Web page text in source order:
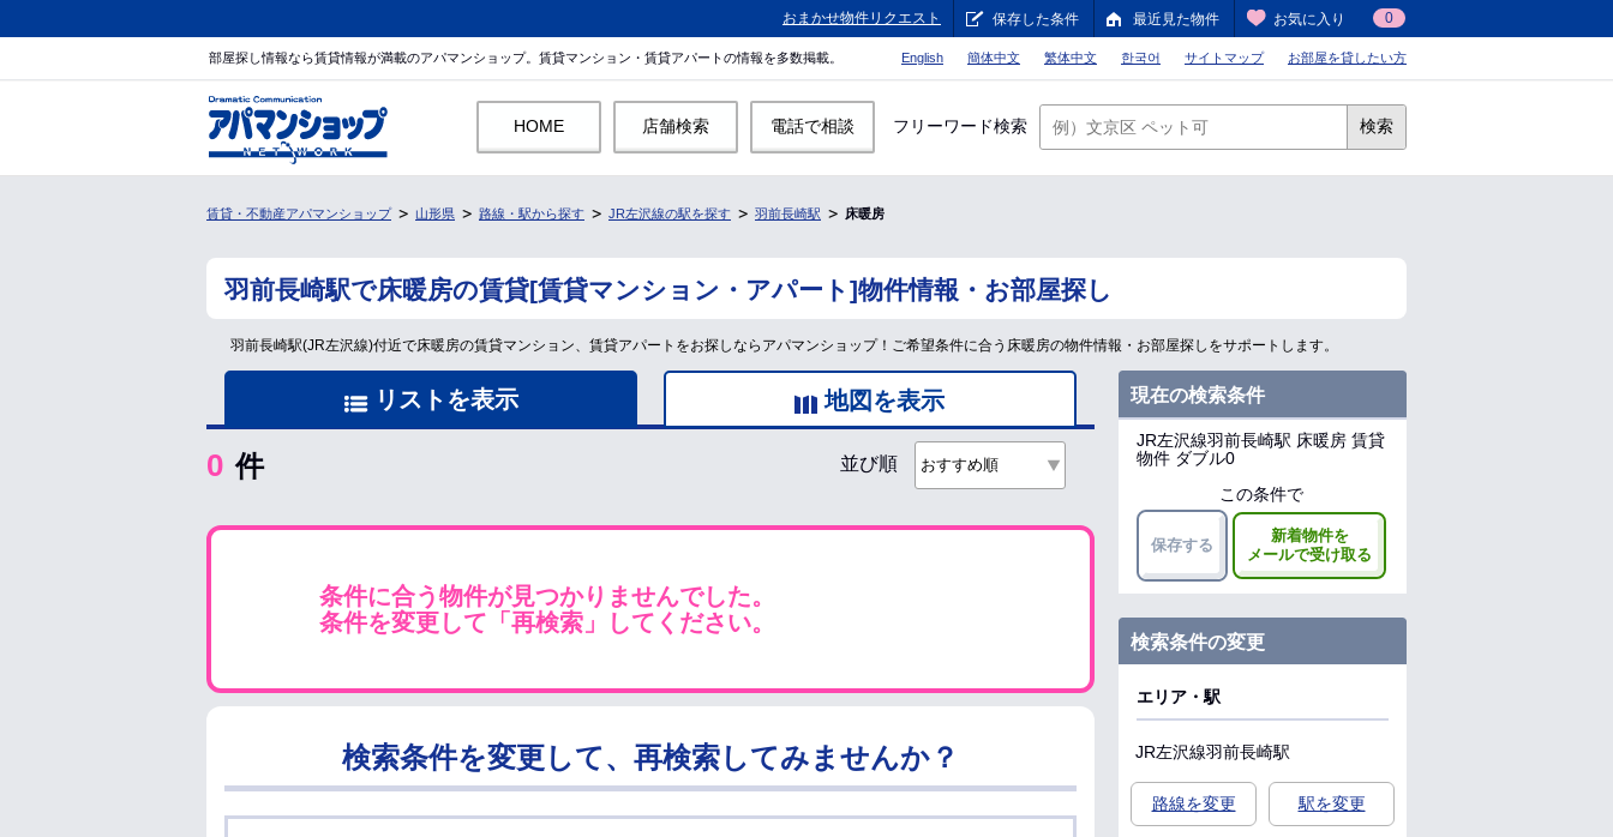
おまかせ物件リクエスト 保存した条件 最近見た物件 お気に入り 0
部屋探し情報なら賃貸情報が満載のアパマンショップ。賃貸マンション・賃貸アパートの情報を多数掲載。 English 簡体中文 繁体中文 한국어 サイトマップ お部屋を貸したい方
HOME 店舗検索 電話で相談 フリーワード検索 検索
賃貸・不動産アパマンショップ 山形県 路線・駅から探す JR左沢線の駅を探す 羽前長崎駅 床暖房
羽前長崎駅で床暖房の賃貸[賃貸マンション・アパート]物件情報・お部屋探し
羽前長崎駅(JR左沢線)付近で床暖房の賃貸マンション、賃貸アパートをお探しならアパマンショップ！ご希望条件に合う床暖房の物件情報・お部屋探しをサポートします。
リストを表示 地図を表示
0 件 並び順
条件に合う物件が見つかりませんでした。
条件を変更して「再検索」してください。
検索条件を変更して、再検索してみませんか？
現在の検索条件
JR左沢線羽前長崎駅 床暖房 賃貸
物件 ダブル0
この条件で
保存する
新着物件を
メールで受け取る
検索条件の変更
エリア・駅
JR左沢線羽前長崎駅
路線を変更 駅を変更